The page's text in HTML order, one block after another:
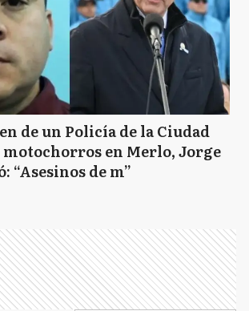
de un Policía de la Ciudad
en Merlo, Jorge
“Asesinos de m”